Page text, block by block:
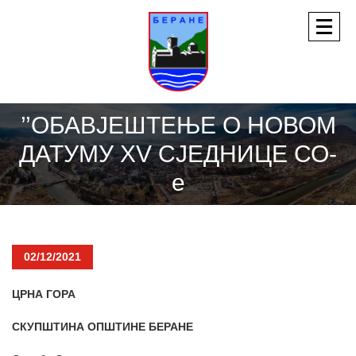
’’ОБАВЈЕШТЕЊЕ О НОВОМ
ДАТУМУ XV СЈЕДНИЦЕ СО-
е
02/12/2021
ЦРНА ГОРА
СКУПШТИНА ОПШТИНЕ БЕРАНЕ